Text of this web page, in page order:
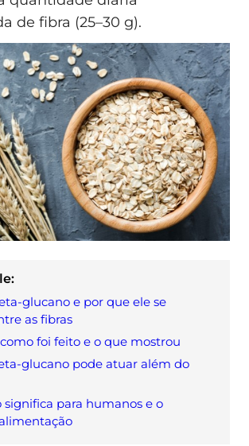
de fibra (25–30 g).
glucano e por que ele se
as fibras
foi feito e o que mostrou
glucano pode atuar além do
significa para humanos e o